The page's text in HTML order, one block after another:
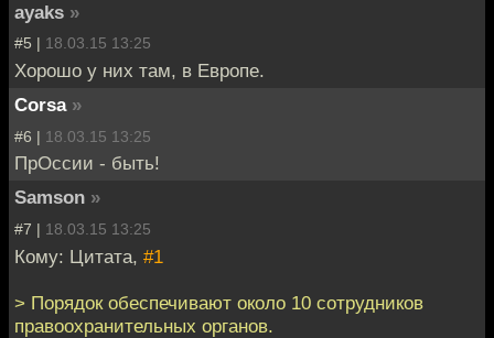
ayaks »
#5 | 18.03.15 13:25
Хорошо у них там, в Европе.
Corsa »
#6 | 18.03.15 13:25
ПрОссии - быть!
Samson »
#7 | 18.03.15 13:25
Кому: Цитата, #1
> Порядок обеспечивают около 10 сотрудников
правоохранительных органов.